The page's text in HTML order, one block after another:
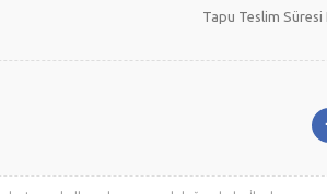
Tapu Teslim Süresi